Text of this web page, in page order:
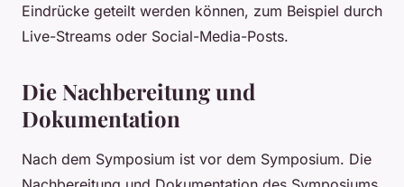
Eindrücke geteilt werden können, zum Beispiel durch
Live-Streams oder Social-Media-Posts.
Die Nachbereitung und
Dokumentation
Nach dem Symposium ist vor dem Symposium. Die